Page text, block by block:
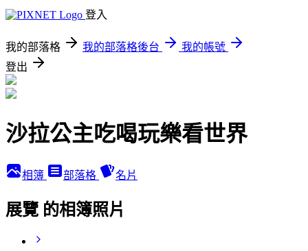
登入
我的部落格 我的部落格後台
我的帳號
登出
沙拉公主吃喝玩樂看世界
相簿 部落格 名片
展覽 的相簿照片